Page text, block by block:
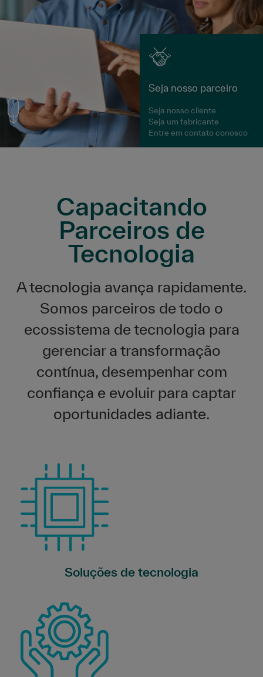
Seja nosso parceiro
Seja nosso cliente
Seja um fabricante
Entre em contato conosco
Capacitando
Parceiros de
Tecnologia
A tecnologia avança rapidamente.
Somos parceiros de todo o
ecossistema de tecnologia para
gerenciar a transformação
contínua, desempenhar com
confiança e evoluir para captar
oportunidades adiante.
Soluções de tecnologia